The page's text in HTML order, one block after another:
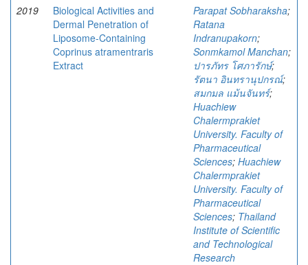
2019
Biological Activities and
Dermal Penetration of
Liposome-Containing
Coprinus atramentraris
Extract
Parapat Sobharaksha;
Ratana
Indranupakorn;
Sonmkamol Manchan;
ปารภัทร โศภารักษ์;
รัตนา อินทรานุปกรณ์;
สมกมล แม้นจันทร์;
Huachiew
Chalermprakiet
University. Faculty of
Pharmaceutical
Sciences; Huachiew
Chalermprakiet
University. Faculty of
Pharmaceutical
Sciences; Thailand
Institute of Scientific
and Technological
Research